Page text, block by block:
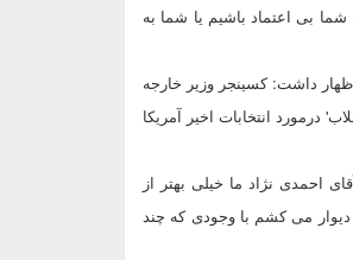
هزار ایرانی شد. حالا ما باید به شما بی اعتماد باشیم یا شما به
داشت: کسینجر وزیر خارجه
درمورد انتخابات اخیر آمریکا
احمدی نژاد ما خیلی بهتر از
دیوار می کشم با وجودی که چند